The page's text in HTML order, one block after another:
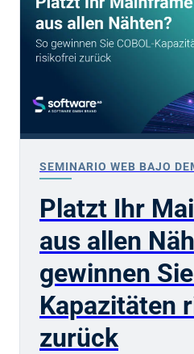
SEMINARIO WEB BAJO
Platzt Ihr
aus allen
gewinnen
Kapazitäten
zurück